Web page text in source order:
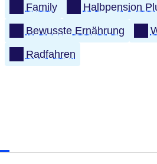
Family Halbpension
Bewusste Ernährung
Radfahren